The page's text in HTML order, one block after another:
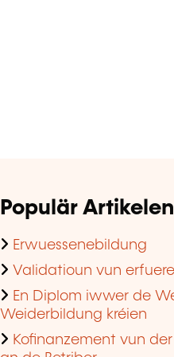
Populär Artikelen
Erwuessenebildung
Validatioun vun
En Diplom iwwer de
Weiderbildung kréien
Kofinanzement vun